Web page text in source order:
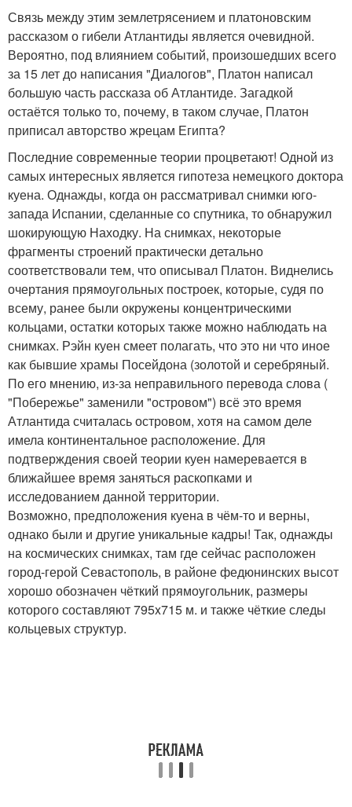
Связь между этим землетрясением и платоновским
рассказом о гибели Атлантиды является очевидной.
Вероятно, под влиянием событий, произошедших всего
за 15 лет до написания "Диалогов", Платон написал
большую часть рассказа об Атлантиде. Загадкой
остаётся только то, почему, в таком случае, Платон
приписал авторство жрецам Египта?
Последние современные теории процветают! Одной из
самых интересных является гипотеза немецкого доктора
куена. Однажды, когда он рассматривал снимки юго-
запада Испании, сделанные со спутника, то обнаружил
шокирующую Находку. На снимках, некоторые
фрагменты строений практически детально
соответствовали тем, что описывал Платон. Виднелись
очертания прямоугольных построек, которые, судя по
всему, ранее были окружены концентрическими
кольцами, остатки которых также можно наблюдать на
снимках. Рэйн куен смеет полагать, что это ни что иное
как бывшие храмы Посейдона (золотой и серебряный.
По его мнению, из-за неправильного перевода слова (
"Побережье" заменили "островом") всё это время
Атлантида считалась островом, хотя на самом деле
имела континентальное расположение. Для
подтверждения своей теории куен намеревается в
ближайшее время заняться раскопками и
исследованием данной территории.
Возможно, предположения куена в чём-то и верны,
однако были и другие уникальные кадры! Так, однажды
на космических снимках, там где сейчас расположен
город-герой Севастополь, в районе федюнинских высот
хорошо обозначен чёткий прямоугольник, размеры
которого составляют 795x715 м. и также чёткие следы
кольцевых структур.